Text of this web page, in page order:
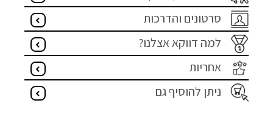
עבודות אחרונות
צור קשר
מדיניות פרטיות
סרטונים והדרכות
למה דווקא אצלנו?
אחריות
ניתן להוסיף גם